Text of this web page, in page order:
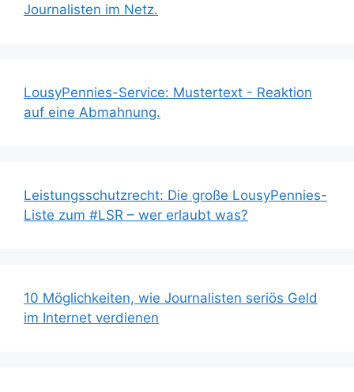
Journalisten im Netz.
LousyPennies-Service: Mustertext - Reaktion
auf eine Abmahnung.
Leistungsschutzrecht: Die große LousyPennies-
Liste zum #LSR – wer erlaubt was?
10 Möglichkeiten, wie Journalisten seriös Geld
im Internet verdienen